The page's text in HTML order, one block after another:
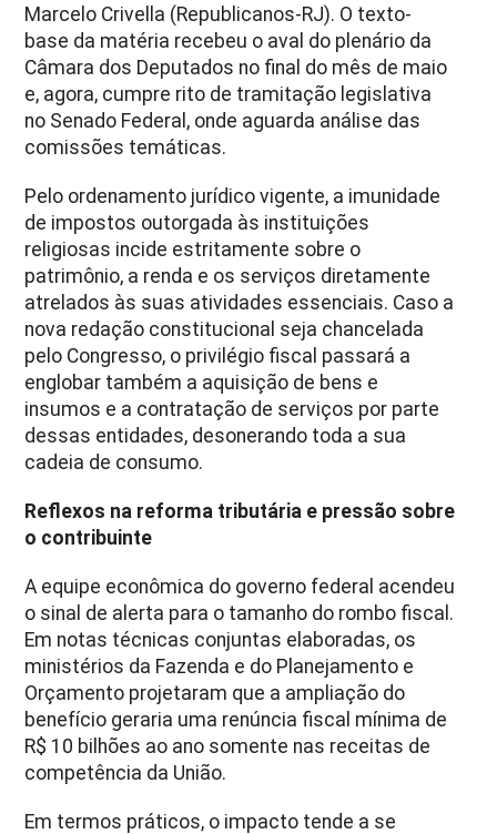
Marcelo Crivella (Republicanos-RJ). O texto-
base da matéria recebeu o aval do plenário da
Câmara dos Deputados no final do mês de maio
e, agora, cumpre rito de tramitação legislativa
no Senado Federal, onde aguarda análise das
comissões temáticas.
Pelo ordenamento jurídico vigente, a imunidade
de impostos outorgada às instituições
religiosas incide estritamente sobre o
patrimônio, a renda e os serviços diretamente
atrelados às suas atividades essenciais. Caso a
nova redação constitucional seja chancelada
pelo Congresso, o privilégio fiscal passará a
englobar também a aquisição de bens e
insumos e a contratação de serviços por parte
dessas entidades, desonerando toda a sua
cadeia de consumo.
Reflexos na reforma tributária e pressão sobre
o contribuinte
A equipe econômica do governo federal acendeu
o sinal de alerta para o tamanho do rombo fiscal.
Em notas técnicas conjuntas elaboradas, os
ministérios da Fazenda e do Planejamento e
Orçamento projetaram que a ampliação do
benefício geraria uma renúncia fiscal mínima de
R$ 10 bilhões ao ano somente nas receitas de
competência da União.
Em termos práticos, o impacto tende a se